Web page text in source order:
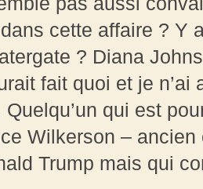
cette affaire ? Y
? Diana
fait quoi et je n’ai
qui est
Wilkerson –
Trump mais qui